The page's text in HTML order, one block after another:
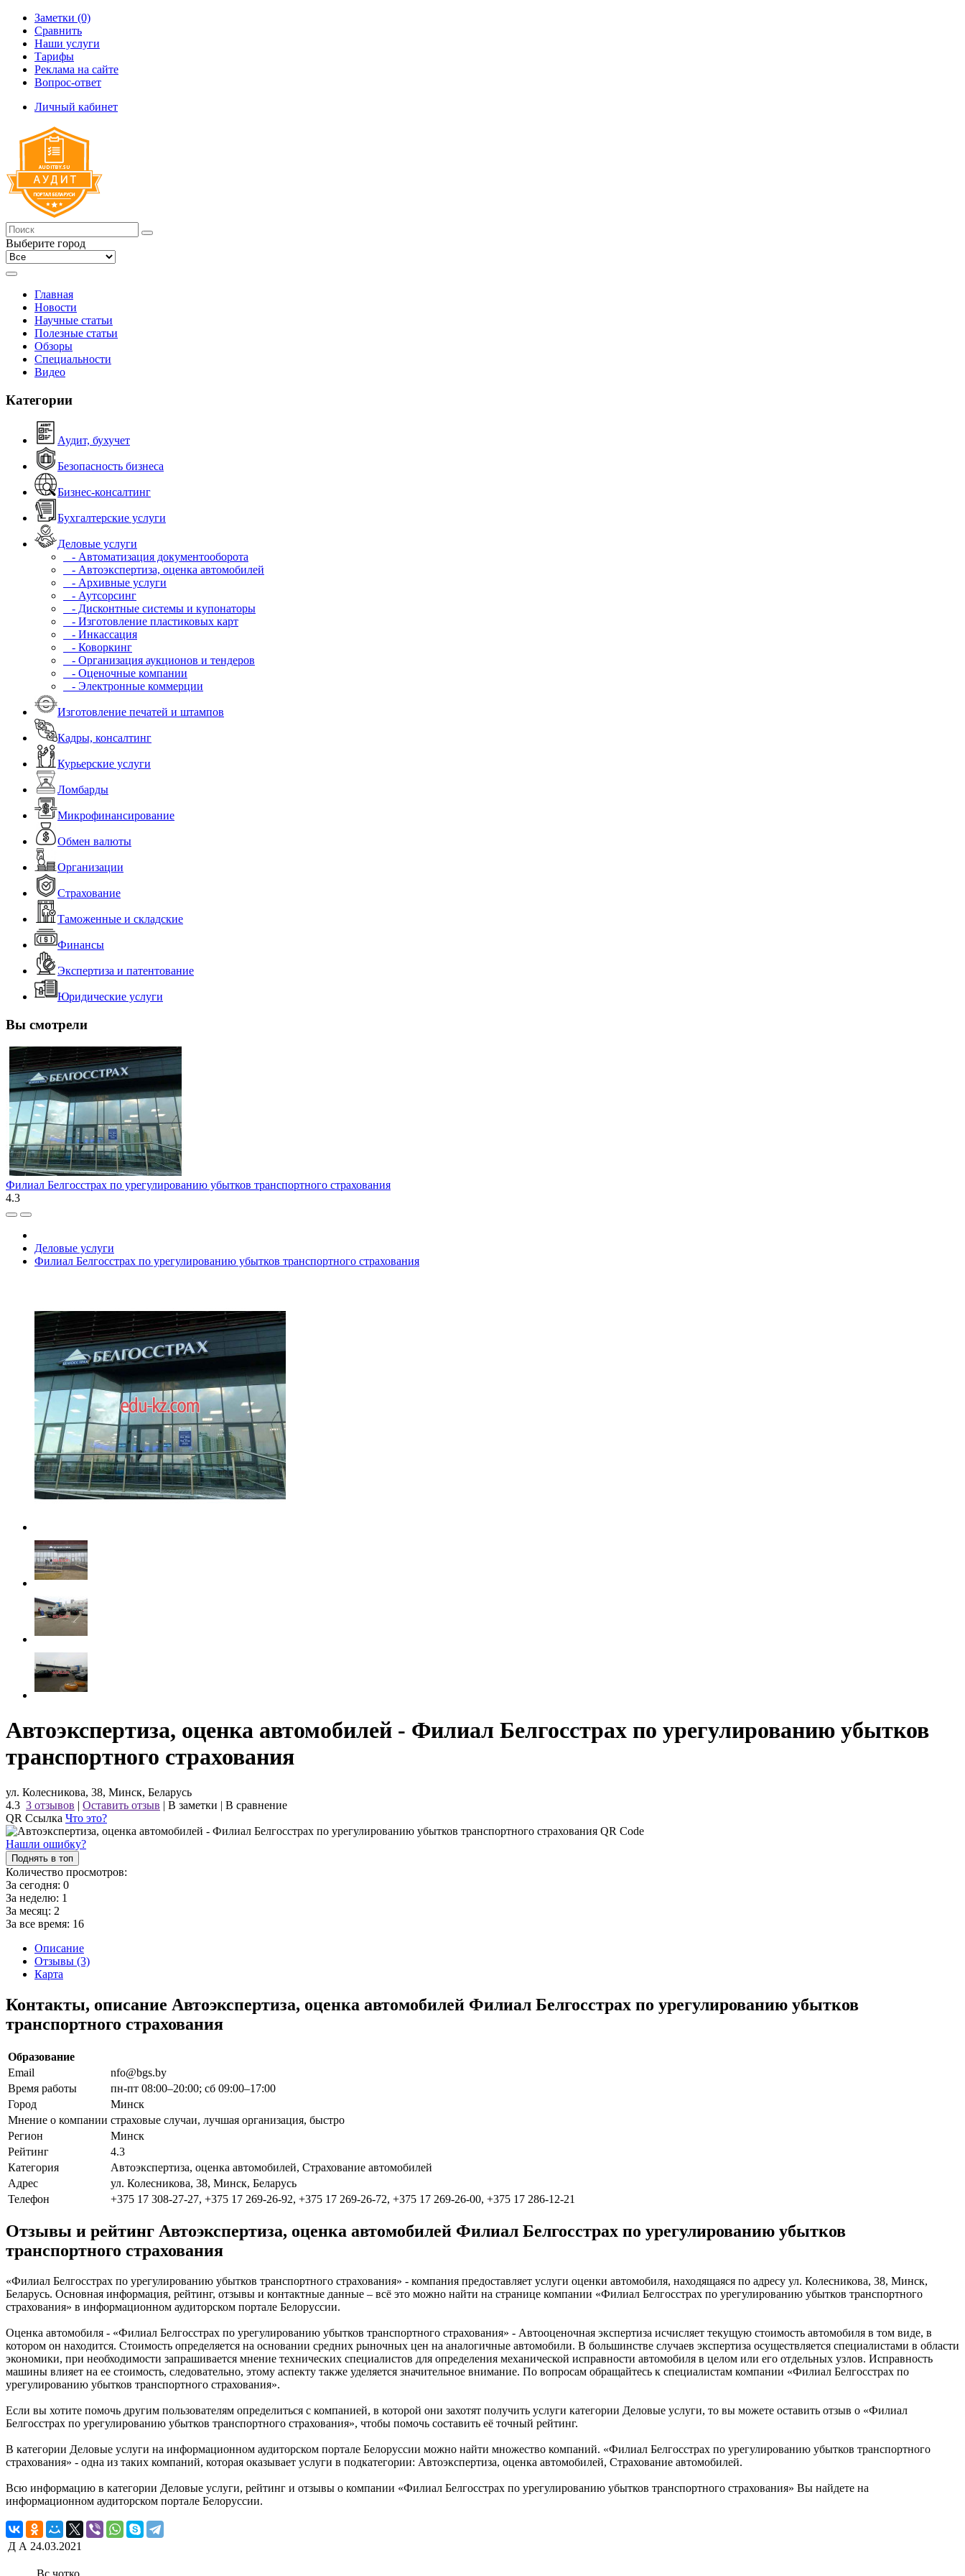
Заметки (0)
Сравнить
Наши услуги
Тарифы
Реклама на сайте
Вопрос-ответ
Личный кабинет
Выберите город
Главная
Новости
Научные статьи
Полезные статьи
Обзоры
Специальности
Видео
Категории
Аудит, бухучет
Безопасность бизнеса
Бизнес-консалтинг
Бухгалтерские услуги
Деловые услуги
- Автоматизация документооборота
- Автоэкспертиза, оценка автомобилей
- Архивные услуги
- Аутсорсинг
- Дисконтные системы и купонаторы
- Изготовление пластиковых карт
- Инкассация
- Коворкинг
- Организация аукционов и тендеров
- Оценочные компании
- Электронные коммерции
Изготовление печатей и штампов
Кадры, консалтинг
Курьерские услуги
Ломбарды
Микрофинансирование
Обмен валюты
Организации
Страхование
Таможенные и складские
Финансы
Экспертиза и патентование
Юридические услуги
Вы смотрели
Филиал Белгосстрах по урегулированию убытков транспортного страхования
4.3
Деловые услуги
Филиал Белгосстрах по урегулированию убытков транспортного страхования
Автоэкспертиза, оценка автомобилей - Филиал Белгосстрах по урегулированию убытков
транспортного страхования
ул. Колесникова, 38, Минск, Беларусь
4.3 3 отзывов | Оставить отзыв | В заметки | В сравнение
QR Ссылка Что это?
Нашли ошибку?
Поднять в топ
Количество просмотров:
За сегодня: 0
За неделю: 1
За месяц: 2
За все время: 16
Описание
Отзывы (3)
Карта
Контакты, описание Автоэкспертиза, оценка автомобилей Филиал Белгосстрах по урегулированию убытков
транспортного страхования
Образование
Email
nfo@bgs.by
Время работы
пн-пт 08:00–20:00; сб 09:00–17:00
Город
Минск
Мнение о компании страховые случаи, лучшая организация, быстро
Регион
Минск
Рейтинг
4.3
Категория
Автоэкспертиза, оценка автомобилей, Страхование автомобилей
Адрес
ул. Колесникова, 38, Минск, Беларусь
Телефон
+375 17 308-27-27, +375 17 269-26-92, +375 17 269-26-72, +375 17 269-26-00, +375 17 286-12-21
Отзывы и рейтинг Автоэкспертиза, оценка автомобилей Филиал Белгосстрах по урегулированию убытков
транспортного страхования
«Филиал Белгосстрах по урегулированию убытков транспортного страхования» - компания предоставляет услуги оценки автомобиля, находящаяся по адресу ул. Колесникова, 38, Минск,
Беларусь. Основная информация, рейтинг, отзывы и контактные данные – всё это можно найти на странице компании «Филиал Белгосстрах по урегулированию убытков транспортного
страхования» в информационном аудиторском портале Белоруссии.
Оценка автомобиля - «Филиал Белгосстрах по урегулированию убытков транспортного страхования» - Автооценочная экспертиза исчисляет текущую стоимость автомобиля в том виде, в
котором он находится. Стоимость определяется на основании средних рыночных цен на аналогичные автомобили. В большинстве случаев экспертиза осуществляется специалистами в области
экономики, при необходимости запрашивается мнение технических специалистов для определения механической исправности автомобиля в целом или его отдельных узлов. Исправность
машины влияет на ее стоимость, следовательно, этому аспекту также уделяется значительное внимание. По вопросам обращайтесь к специалистам компании «Филиал Белгосстрах по
урегулированию убытков транспортного страхования».
Если вы хотите помочь другим пользователям определиться с компанией, в которой они захотят получить услуги категории Деловые услуги, то вы можете оставить отзыв о «Филиал
Белгосстрах по урегулированию убытков транспортного страхования», чтобы помочь составить её точный рейтинг.
В категории Деловые услуги на информационном аудиторском портале Белоруссии можно найти множество компаний. «Филиал Белгосстрах по урегулированию убытков транспортного
страхования» - одна из таких компаний, которая оказывает услуги в подкатегории: Автоэкспертиза, оценка автомобилей, Страхование автомобилей.
Всю информацию в категории Деловые услуги, рейтинг и отзывы о компании «Филиал Белгосстрах по урегулированию убытков транспортного страхования» Вы найдете на
информационном аудиторском портале Белоруссии.
Д А 24.03.2021